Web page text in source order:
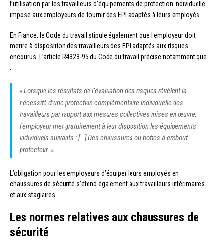
l’utilisation par les travailleurs d’équipements de protection individuelle
impose aux employeurs de fournir des EPI adaptés à leurs employés.
En France, le Code du travail stipule également que l’employeur doit
mettre à disposition des travailleurs des EPI adaptés aux risques
encourus. L’article R4323-95 du Code du travail précise notamment que
:
« Lorsque les résultats de l’évaluation des risques révèlent la
nécessité d’une protection complémentaire individuelle des
travailleurs par rapport aux mesures collectives mises en œuvre,
l’employeur met gratuitement à leur disposition les équipements
individuels suivants : […] Des chaussures ou bottes à embout
protecteur. »
L’obligation pour les employeurs d’équiper leurs employés en
chaussures de sécurité s’étend également aux travailleurs intérimaires
et aux stagiaires.
Les normes relatives aux chaussures de
sécurité